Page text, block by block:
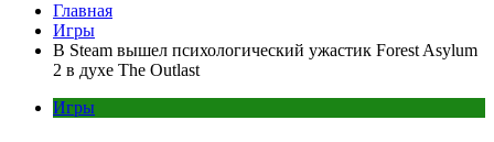
Главная
Игры
В Steam вышел психологический ужастик Forest Asylum
2 в духе The Outlast
Игры